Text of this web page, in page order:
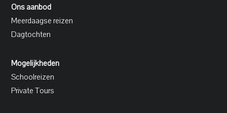
Ons aanbod
Meerdaagse reizen
Dagtochten
Mogelijkheden
Schoolreizen
Private Tours